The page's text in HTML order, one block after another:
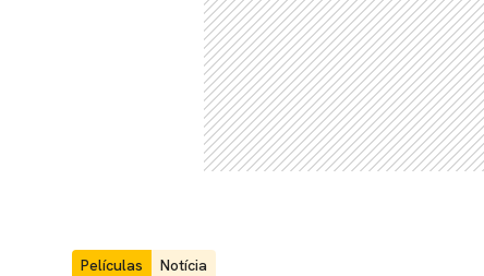
Películas Notícia